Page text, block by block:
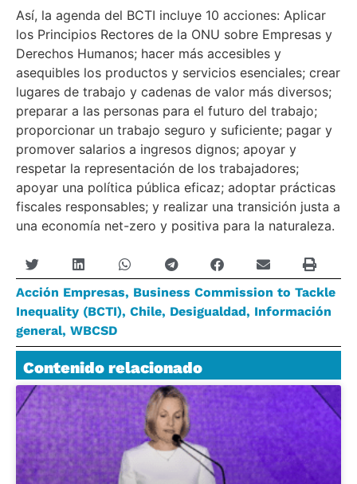
Así, la agenda del BCTI incluye 10 acciones: Aplicar
los Principios Rectores de la ONU sobre Empresas y
Derechos Humanos; hacer más accesibles y
asequibles los productos y servicios esenciales; crear
lugares de trabajo y cadenas de valor más diversos;
preparar a las personas para el futuro del trabajo;
proporcionar un trabajo seguro y suficiente; pagar y
promover salarios a ingresos dignos; apoyar y
respetar la representación de los trabajadores;
apoyar una política pública eficaz; adoptar prácticas
fiscales responsables; y realizar una transición justa a
una economía net-zero y positiva para la naturaleza.
Acción Empresas, Business Commission to Tackle
Inequality (BCTI), Chile, Desigualdad, Información
general, WBCSD
Contenido relacionado